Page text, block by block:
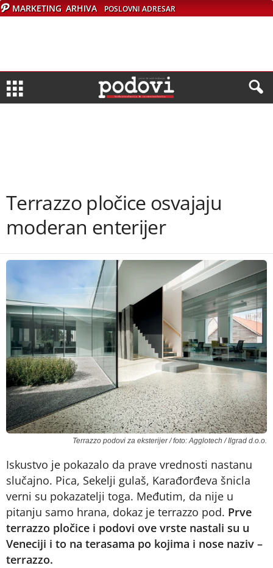
MARKETING ARHIVA POSLOVNI ADRESAR
Terrazzo pločice osvajaju
moderan enterijer
Terrazzo podovi za eksterijer / foto: Agglotech / Ilgrad d.o.o.
Iskustvo je pokazalo da prave vrednosti nastanu
slučajno. Pica, Sekelji gulaš, Karađorđeva šnicla
verni su pokazatelji toga. Međutim, da nije u
pitanju samo hrana, dokaz je terrazzo pod. Prve
terrazzo pločice i podovi ove vrste nastali su u
Veneciji i to na terasama po kojima i nose naziv –
terrazzo.